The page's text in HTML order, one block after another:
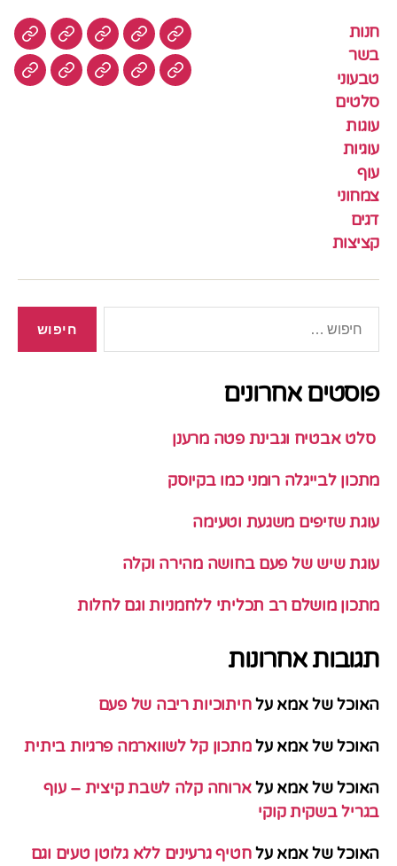
חנות
בשר
טבעוני
סלטים
עוגות
עוגיות
עוף
צמחוני
דגים
קציצות
חנות בשר טבעוניסלטים
עוגיותעוף צמחונידגים
פוסטים אחרונים
סלט אבטיח וגבינת פטה מרענן
מתכון לבייגלה רומני כמו בקיוסק
עוגת שזיפים משגעת וטעימה
עוגת שיש של פעם בחושה מהירה וקלה
מתכון מושלם רב תכליתי ללחמניות וגם לחלות
תגובות אחרונות
האוכל של אמא עלחיתוכיות ריבה של פעם
האוכל של אמא עלמתכון קל לשווארמה פרגיות ביתית
האוכל של אמא עלארוחה קלה לשבת קיצית – עוף
בגריל בשקית קוקי
האוכל של אמא עלחטיף גרעינים ללא גלוטן טעים וגם